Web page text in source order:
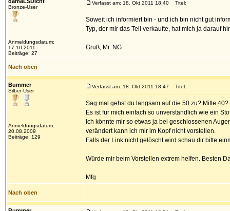
Bronze-User
Anmeldungsdatum:
17.10.2011
Beiträge: 27
Verfasst am: 18. Okt 2011 18:40 Titel:
Soweit ich informiert bin - und ich bin nicht gut
Typ, der mir das Teil verkaufte, hat mich ja darauf
Gruß, Mr. NG
Nach oben
Bummer
Silber-User
Anmeldungsdatum:
20.08.2009
Beiträge: 129
Verfasst am: 18. Okt 2011 18:47 Titel:
Sag mal gehst du langsam auf die 50 zu? Mitte
Es ist für mich einfach so unverständlich wie ein
Ich könnte mir so etwas ja bei geschlossenen
verändert kann ich mir im Kopf nicht vorstellen.
Falls der Link nicht gelöscht wird schau dir bitte
Würde mir beim Vorstellen extrem helfen. Besten
Mfg
Nach oben